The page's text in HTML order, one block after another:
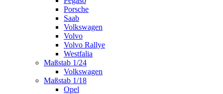
Porsche
Saab
Volkswagen
Volvo
Volvo Rallye
Westfalia
Maßstab 1/24
Volkswagen
Maßstab 1/18
Opel